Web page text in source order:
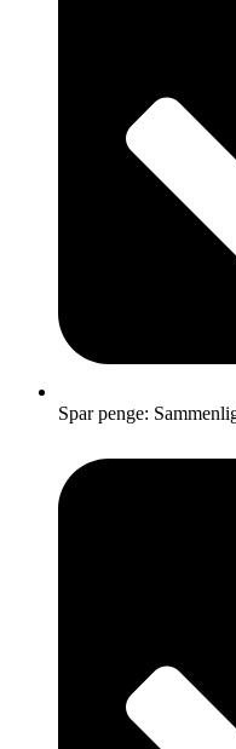
Spar penge: